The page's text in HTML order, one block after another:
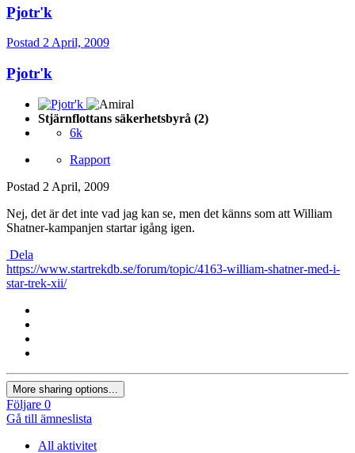
Pjotr'k
Postad 2 April, 2009
Pjotr'k
Stjärnflottans säkerhetsbyrå (2)
6k
Rapport
Postad 2 April, 2009
Nej, det är det inte vad jag kan se, men det känns som att William
Shatner-kampanjen startar igång igen.
Dela
https://www.startrekdb.se/forum/topic/4163-william-shatner-med-i-
star-trek-xii/
More sharing options...
Följare 0
Gå till ämneslista
All aktivitet